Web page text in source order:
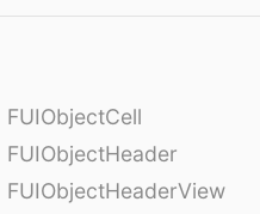
FUIObjectCell
FUIObjectHeader
FUIObjectHeaderView